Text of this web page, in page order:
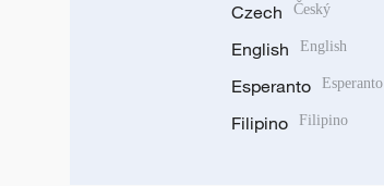
Czech Český
English English
Esperanto Esperanto
Filipino Filipino